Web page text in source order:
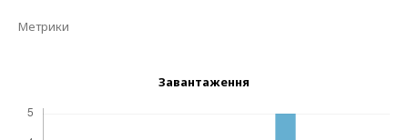
Метрики
Завантаження